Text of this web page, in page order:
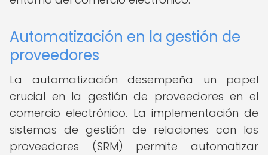
Automatización en la gestión de
proveedores
La automatización desempeña un papel
crucial en la gestión de proveedores en el
comercio electrónico. La implementación de
sistemas de gestión de relaciones con los
proveedores (SRM) permite automatizar